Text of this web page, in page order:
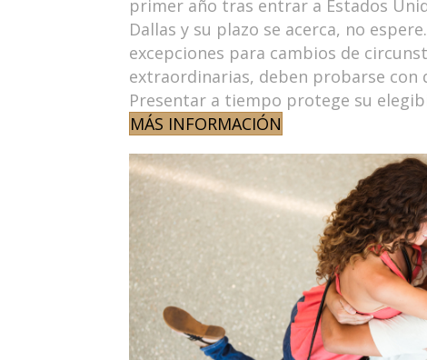
primer año tras entrar a Estados
Dallas y su plazo se acerca, no
excepciones para cambios de
extraordinarias, deben probarse con
Presentar a tiempo protege su
MÁS INFORMACIÓN